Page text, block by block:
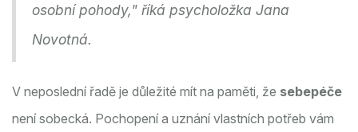
osobní pohody," říká psycholožka Jana
Novotná.
V neposlední řadě je důležité mít na paměti, že sebepéče
není sobecká. Pochopení a uznání vlastních potřeb vám